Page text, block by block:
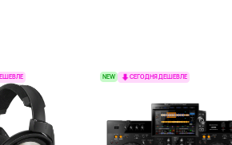
NEW СЕГОДНЯ ДЕШЕВЛЕ